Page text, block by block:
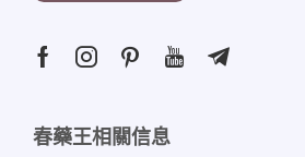
春藥王相關信息